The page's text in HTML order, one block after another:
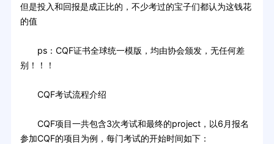
但是投入和回报是成正比的，不少考过的宝子们都认为这钱花
的值
ps：CQF证书全球统一模版，均由协会颁发，无任何差
别！！！
CQF考试流程介绍
CQF项目一共包含3次考试和最终的project，以6月报名
参加CQF的项目为例，每门考试的开始时间如下：